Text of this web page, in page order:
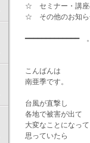
☆ セミナー・講座
☆ その他のお知ら
━━━━━━━━━━━━━
こんばんは
南亜季です。
台風が直撃し
各地で被害が出て
大変なことになっ
思っていたら